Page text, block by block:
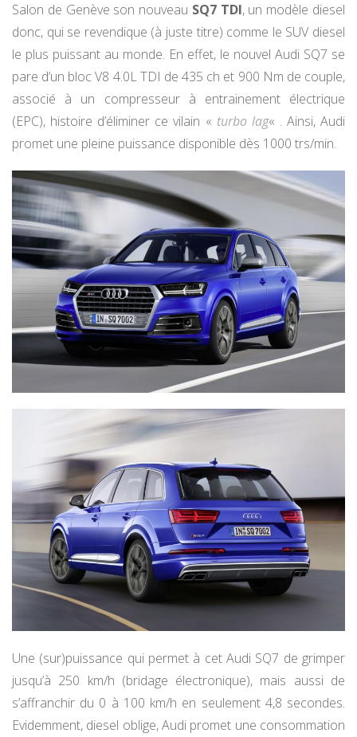
Salon de Genève son nouveau SQ7 TDI, un modèle diesel
donc, qui se revendique (à juste titre) comme le SUV diesel
le plus puissant au monde. En effet, le nouvel Audi SQ7 se
pare d’un bloc V8 4.0L TDI de 435 ch et 900 Nm de couple,
associé à un compresseur à entrainement électrique
(EPC), histoire d’éliminer ce vilain « turbo lag« . Ainsi, Audi
promet une pleine puissance disponible dès 1000 trs/min.
Une (sur)puissance qui permet à cet Audi SQ7 de grimper
jusqu’à 250 km/h (bridage électronique), mais aussi de
s’affranchir du 0 à 100 km/h en seulement 4,8 secondes.
Evidemment, diesel oblige, Audi promet une consommation